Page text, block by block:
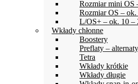
Rozmiar mini OS
Rozmiar OS –
L/OS+ – ok. 10 –
Wkłady chłonne
Boostery
Preflaty –
Tetra
Wkłady krótkie
Wkłady długie